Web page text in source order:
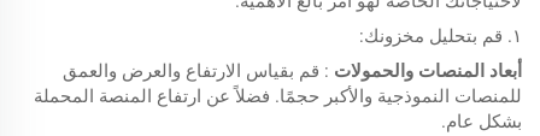
١. قم بتحليل مخزونك:
أبعاد المنصات والحمولات : قم بقياس الارتفاع والعرض والعمق
للمنصات النموذجية والأكبر حجمًا. فضلاً عن ارتفاع المنصة المحملة
بشكل عام.